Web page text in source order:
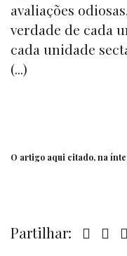
avaliações
verdade de cada
cada unidade
(...)
O artigo aqui citado, na
Partilhar: